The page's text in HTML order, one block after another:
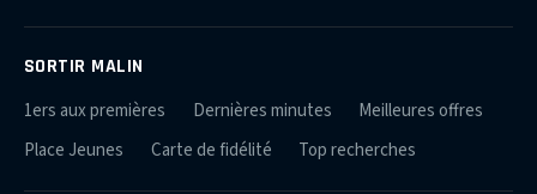
SORTIR MALIN
1ers aux premières Dernières minutes
Meilleures offres
Place Jeunes
Carte de fidélité Top recherches